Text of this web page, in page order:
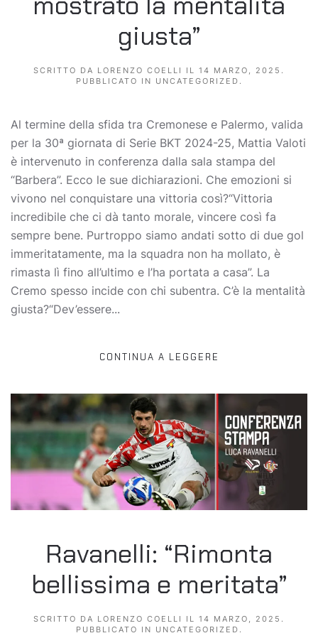
giusta”
SCRITTO DA LORENZO COELLI IL 14 MARZO, 2025 .
PUBBLICATO IN UNCATEGORIZED .
Al termine della sfida tra Cremonese e Palermo, valida
per la 30ª giornata di Serie BKT 2024-25, Mattia Valoti
è intervenuto in conferenza dalla sala stampa del
“Barbera”. Ecco le sue dichiarazioni. Che emozioni si
vivono nel conquistare una vittoria così?“Vittoria
incredibile che ci dà tanto morale, vincere così fa
sempre bene. Purtroppo siamo andati sotto di due gol
immeritatamente, ma la squadra non ha mollato, è
rimasta lì fino all’ultimo e l’ha portata a casa”. La
Cremo spesso incide con chi subentra. C’è la mentalità
giusta?“Dev’essere...
CONTINUA A LEGGERE
Ravanelli: “Rimonta
bellissima e meritata”
SCRITTO DA LORENZO COELLI IL 14 MARZO, 2025 .
PUBBLICATO IN UNCATEGORIZED .